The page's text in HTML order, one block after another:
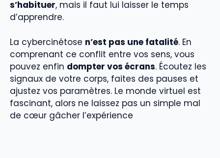
s’habituer, mais il faut lui laisser le temps
d’apprendre.
La cybercinétose n’est pas une fatalité. En
comprenant ce conflit entre vos sens, vous
pouvez enfin dompter vos écrans. Écoutez les
signaux de votre corps, faites des pauses et
ajustez vos paramètres. Le monde virtuel est
fascinant, alors ne laissez pas un simple mal
de cœur gâcher l’expérience